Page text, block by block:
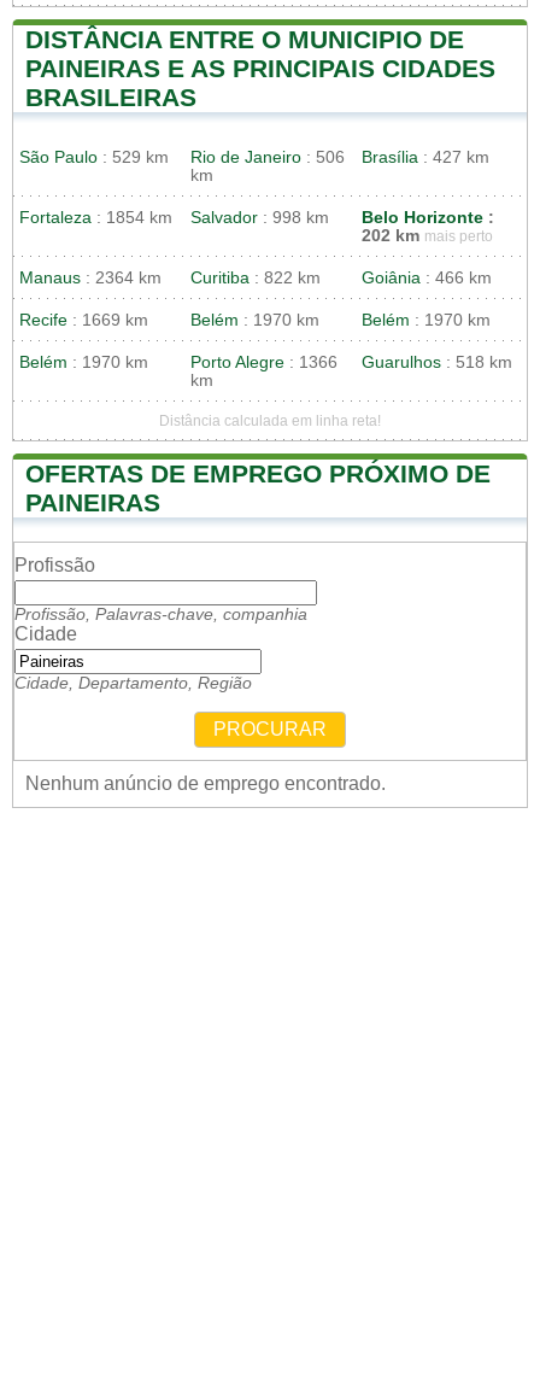
DISTÂNCIA ENTRE O MUNICIPIO DE
PAINEIRAS E AS PRINCIPAIS CIDADES
BRASILEIRAS
São Paulo : 529 km Rio de Janeiro : 506
km
Brasília : 427 km
Fortaleza : 1854 km Salvador : 998 km Belo Horizonte :
202 km mais perto
Manaus : 2364 km Curitiba : 822 km Goiânia : 466 km
Recife : 1669 km Belém : 1970 km Belém : 1970 km
Belém : 1970 km Porto Alegre : 1366
km
Guarulhos : 518 km
Distância calculada em linha reta!
OFERTAS DE EMPREGO PRÓXIMO DE
PAINEIRAS
Profissão
Profissão, Palavras-chave, companhia
Cidade
Cidade, Departamento, Região
PROCURAR
Nenhum anúncio de emprego encontrado.